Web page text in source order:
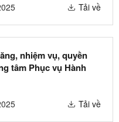
Tải về
nhiệm vụ, quyền
tâm Phục vụ Hành
Tải về